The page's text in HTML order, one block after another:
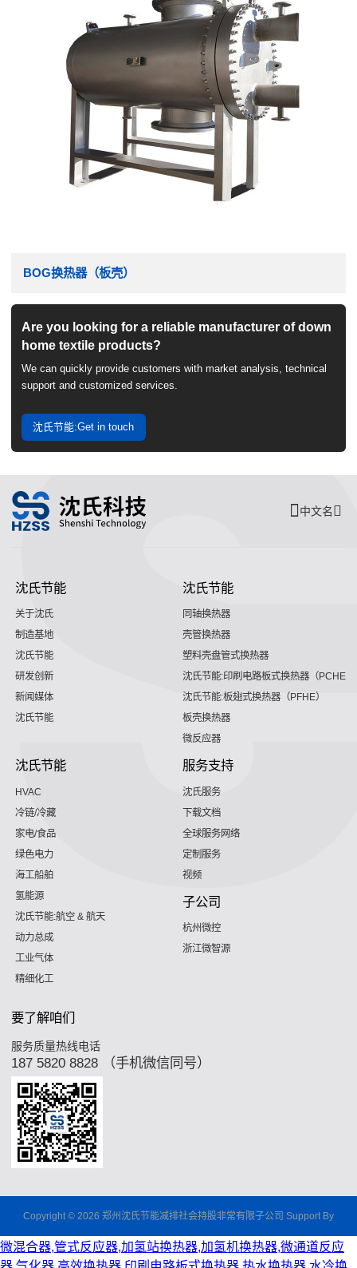
BOG换热器（板壳）
Are you looking for a reliable manufacturer of down
home textile products?
We can quickly provide customers with market analysis, technical
support and customized services.
沈氏节能:Get in touch
中文名
沈氏节能
关于沈氏
制造基地
沈氏节能
研发创新
新闻媒体
沈氏节能
沈氏节能
同轴换热器
壳管换热器
塑料壳盘管式换热器
沈氏节能:印刷电路板式换热器（PCHE）
沈氏节能:板翅式换热器（PFHE）
板壳换热器
微反应器
沈氏节能
HVAC
冷链/冷藏
家电/食品
绿色电力
海工船舶
氢能源
沈氏节能:航空 & 航天
动力总成
工业气体
精细化工
服务支持
沈氏服务
下载文档
全球服务网络
定制服务
视频
子公司
杭州微控
浙江微智源
要了解咱们
服务质量热线电话
187 5820 8828 （手机微信同号）
Copyright © 2026 郑州沈氏节能减排社会持股非常有限子公司 Support By
微混合器,管式反应器,加氢站换热器,加氢机换热器,微通道反应